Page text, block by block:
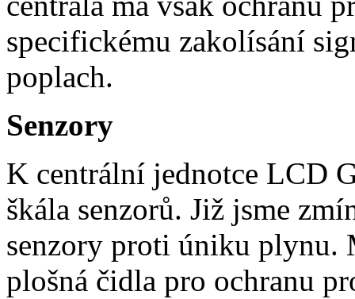
specifickému zakolísání
poplach.
Senzory
K centrální jednotce LCD
škála senzorů. Již jsme
senzory proti úniku plynu.
plošná čidla pro ochranu